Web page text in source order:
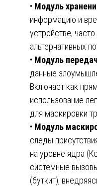
• Модуль
информацию и
устройстве,
альтернативных
• Модуль
данные
Включает как
использование
для маскировки
• Модуль
следы
на уровне ядра
системные
(буткит),